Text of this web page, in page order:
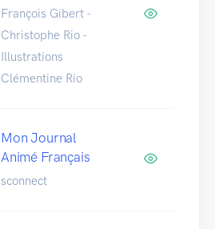
François Gibert -
Christophe Rio -
Illustrations
Clémentine Rio
Mon Journal
Animé Français
sconnect